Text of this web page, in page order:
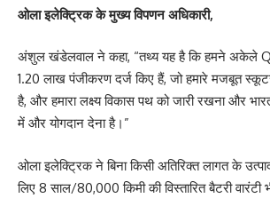
ओला इलेक्ट्रिक के मुख्य विपणन अधिकारी,
अंशुल खंडेलवाल ने कहा, “तथ्य यह है कि हमने अकेले
1.20 लाख पंजीकरण दर्ज किए हैं, जो हमारे मजबूत स्कूटर
है, और हमारा लक्ष्य विकास पथ को जारी रखना और
में और योगदान देना है।”
ओला इलेक्ट्रिक ने बिना किसी अतिरिक्त लागत के
लिए 8 साल/80,000 किमी की विस्तारित बैटरी वारंटी